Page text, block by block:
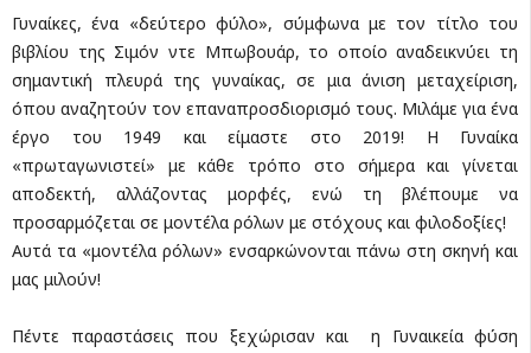
Γυναίκες, ένα «δεύτερο φύλο», σύμφωνα με τον τίτλο του
βιβλίου της Σιμόν ντε Μπωβουάρ, το οποίο αναδεικνύει τη
σημαντική πλευρά της γυναίκας, σε μια άνιση μεταχείριση,
όπου αναζητούν τον επαναπροσδιορισμό τους. Μιλάμε για ένα
έργο του 1949 και είμαστε στο 2019! Η Γυναίκα
«πρωταγωνιστεί» με κάθε τρόπο στο σήμερα και γίνεται
αποδεκτή, αλλάζοντας μορφές, ενώ τη βλέπουμε να
προσαρμόζεται σε μοντέλα ρόλων με στόχους και φιλοδοξίες!
Αυτά τα «μοντέλα ρόλων» ενσαρκώνονται πάνω στη σκηνή και
μας μιλούν!
Πέντε παραστάσεις που ξεχώρισαν και η Γυναικεία φύση